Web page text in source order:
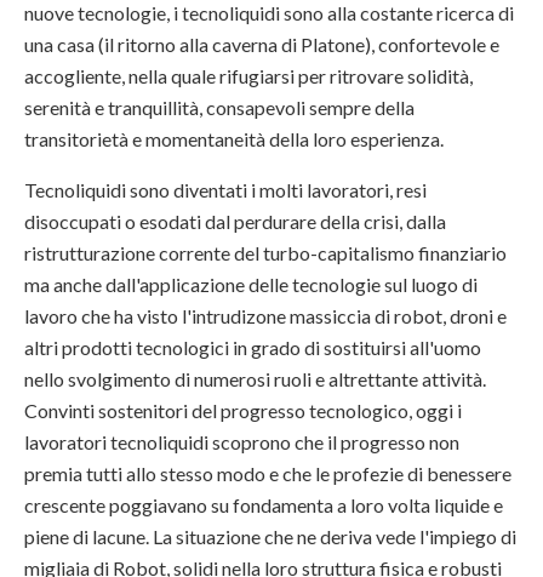
nuove tecnologie, i tecnoliquidi sono alla costante ricerca di
una casa (il ritorno alla caverna di Platone), confortevole e
accogliente, nella quale rifugiarsi per ritrovare solidità,
serenità e tranquillità, consapevoli sempre della
transitorietà e momentaneità della loro esperienza.
Tecnoliquidi sono diventati i molti lavoratori, resi
disoccupati o esodati dal perdurare della crisi, dalla
ristrutturazione corrente del turbo-capitalismo finanziario
ma anche dall'applicazione delle tecnologie sul luogo di
lavoro che ha visto l'intrudizone massiccia di robot, droni e
altri prodotti tecnologici in grado di sostituirsi all'uomo
nello svolgimento di numerosi ruoli e altrettante attività.
Convinti sostenitori del progresso tecnologico, oggi i
lavoratori tecnoliquidi scoprono che il progresso non
premia tutti allo stesso modo e che le profezie di benessere
crescente poggiavano su fondamenta a loro volta liquide e
piene di lacune. La situazione che ne deriva vede l'impiego di
migliaia di Robot, solidi nella loro struttura fisica e robusti